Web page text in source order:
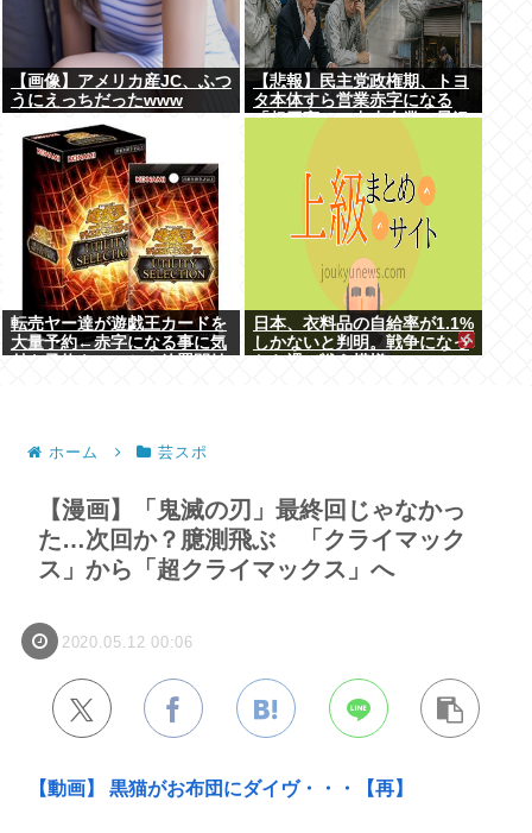
【画像】アメリカ産JC、ふつ
うにえっちだったwww
【悲報】民主党政権期、トヨ
タ本体すら営業赤字になる
「超円高」…中小企業の景況
転売ヤー達が遊戯王カードを
大量予約←赤字になる事に気
日本、衣料品の自給率が1.1%
しかないと判明。戦争になっ
ホーム 芸スポ
【漫画】「鬼滅の刃」最終回じゃなかっ
た…次回か？臆測飛ぶ 「クライマック
ス」から「超クライマックス」へ
2020.05.12 00:06
【動画】 黒猫がお布団にダイヴ・・・【再】